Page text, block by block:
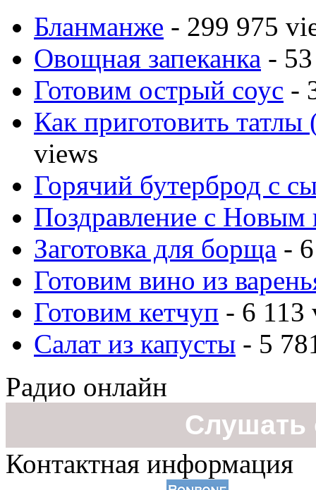
Бланманже - 299 975
Овощная запеканка -
Готовим острый соус -
Как приготовить татлы
views
Горячий бутерброд с
Поздравление с Новым
Заготовка для борща -
Готовим вино из
Готовим кетчуп - 6 113
Салат из капусты - 5
Радио онлайн
Слушать
Контактная информация